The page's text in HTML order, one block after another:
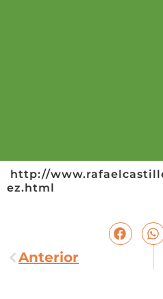
http://
ez.html
Anterior